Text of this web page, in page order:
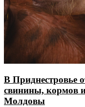
В Приднестровье
свинины, кормов
Молдовы